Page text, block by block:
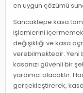
en uygun çözümü
Sancaktepe kasa
işlemlerini
değişikliği ve kasa
verebilmektedir. Yeni
kasanızı güvenli bir
yardımcı olacaktır.
gerçekleştirerek,